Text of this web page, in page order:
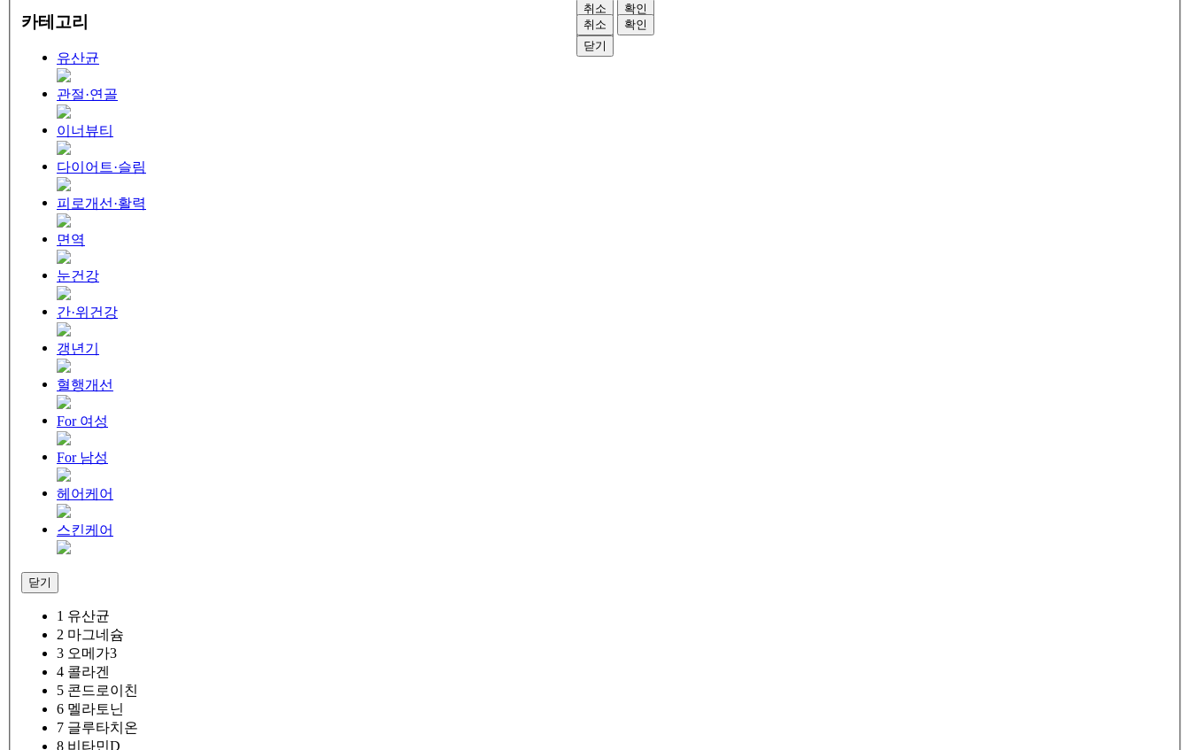
카테고리
유산균
관절·연골
이너뷰티
다이어트·슬림
피로개선·활력
면역
눈건강
간·위건강
갱년기
혈행개선
For 여성
For 남성
헤어케어
스킨케어
닫기
1 유산균
2 마그네슘
3 오메가3
4 콜라겐
5 콘드로이친
6 멜라토닌
7 글루타치온
8 비타민D
취소
확인
닫기
취소
확인
닫기